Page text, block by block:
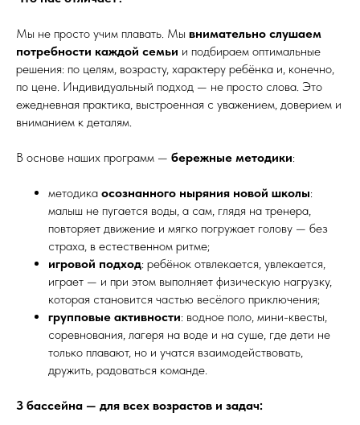
Мы не просто учим плавать. Мы внимательно слушаем
потребности каждой семьи и подбираем оптимальные
решения: по целям, возрасту, характеру ребёнка и, конечно,
по цене. Индивидуальный подход — не просто слова. Это
ежедневная практика, выстроенная с уважением, доверием и
вниманием к деталям.
В основе наших программ — бережные методики:
методика осознанного ныряния новой школы:
малыш не пугается воды, а сам, глядя на тренера,
повторяет движение и мягко погружает голову — без
страха, в естественном ритме;
игровой подход: ребёнок отвлекается, увлекается,
играет — и при этом выполняет физическую нагрузку,
которая становится частью весёлого приключения;
групповые активности: водное поло, мини-квесты,
соревнования, лагеря на воде и на суше, где дети не
только плавают, но и учатся взаимодействовать,
дружить, радоваться команде.
3 бассейна — для всех возрастов и задач: